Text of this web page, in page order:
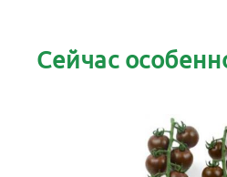
Сейчас